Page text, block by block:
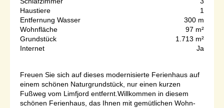
Haustiere
1
Entfernung Wasser
300 m
Wohnfläche
97 m²
Grundstück
1.713 m²
Internet
Ja
Freuen Sie sich auf dieses modernisierte Ferienhaus auf
einem schönen Naturgrundstück, nur einen kurzen
Fußweg vom Limfjord entfernt.Willkommen in diesem
schönen Ferienhaus, das Ihnen mit gemütlichen Wohn-